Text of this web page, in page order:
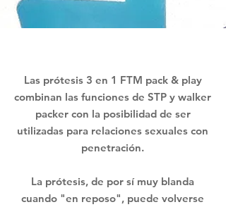
Las prótesis 3 en 1 FTM pack & play
combinan las funciones de STP y walker
packer con la posibilidad de ser
utilizadas para relaciones sexuales con
penetración.
La prótesis, de por sí muy blanda
cuando "en reposo", puede volverse